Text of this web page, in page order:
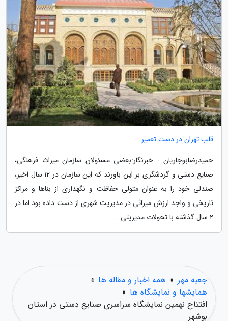
قلب تهران در دست تعمیر
حمیدرضابوجاریان - خبرنگار:بعضی مسئولان سازمان میراث فرهنگی،
صنایع دستی و گردشگری بر این باورند که این سازمان در 12 سال اخیر،
صندلی خود را به عنوان متولی حفاظت و نگهداری از بناها و مراکز
تاریخی و واجد ارزش میراثی در مدیریت شهری از دست داده بود اما در
2 سال گذشته با تحولات مدیریتی...
جعبه مهر » همه اخبار و مقاله ها »
همایشها و نمایشگاه ها »
افتتاح نهمین نمایشگاه سراسری صنایع دستی در استان
بوشهر